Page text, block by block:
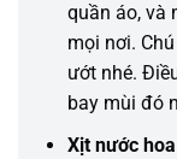
quần áo, và
mọi nơi.
ướt nhé.
bay mùi đó
Xịt nước